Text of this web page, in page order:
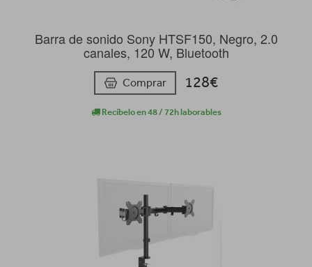
Barra de sonido Sony HTSF150, Negro, 2.0
canales, 120 W, Bluetooth
Comprar 128€
Recíbelo en 48 / 72h laborables